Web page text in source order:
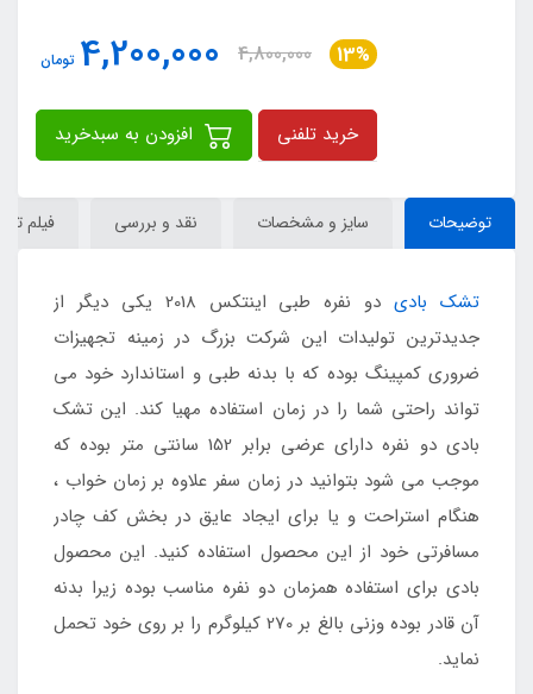
13%
4,800,000
4,200,000 تومان
خرید تلفنی
توضیحات سایز و مشخصات نقد و بررسی فیلم
تشک بادی
دو نفره طبی اینتکس 2018 یکی دیگر از
جدیدترین تولیدات این شرکت بزرگ در زمینه تجهیزات
ضروری کمپینگ بوده که با بدنه طبی و استاندارد خود می
تواند راحتی شما را در زمان استفاده مهیا کند. این تشک
بادی دو نفره دارای عرضی برابر 152 سانتی متر بوده که
موجب می شود بتوانید در زمان سفر علاوه بر زمان خواب ،
هنگام استراحت و یا برای ایجاد عایق در بخش کف چادر
مسافرتی خود از این محصول استفاده کنید. این محصول
بادی برای استفاده همزمان دو نفره مناسب بوده زیرا بدنه
آن قادر بوده وزنی بالغ بر 270 کیلوگرم را بر روی خود تحمل
نماید.